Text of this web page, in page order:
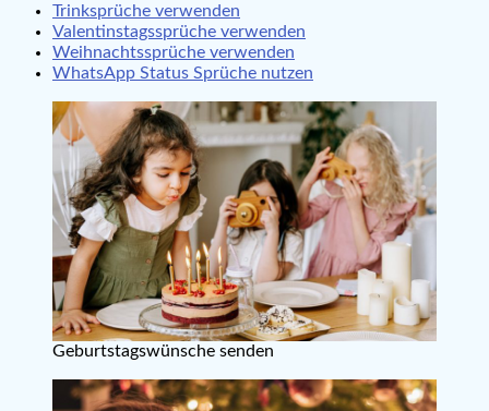
Trinksprüche verwenden
Valentinstagssprüche verwenden
Weihnachtssprüche verwenden
WhatsApp Status Sprüche nutzen
Geburtstagswünsche senden